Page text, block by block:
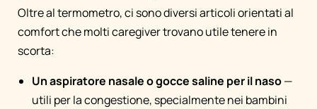
Oltre al termometro, ci sono diversi articoli orientati al
comfort che molti caregiver trovano utile tenere in
scorta:
Un aspiratore nasale o gocce saline per il naso—
utili per la congestione, specialmente nei bambini